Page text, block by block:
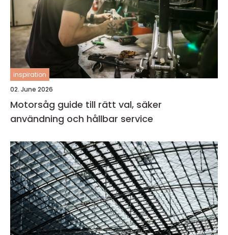
inspiration
02. June 2026
Motorsåg guide till rätt val, säker
användning och hållbar service